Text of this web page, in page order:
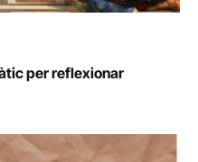
per reflexionar